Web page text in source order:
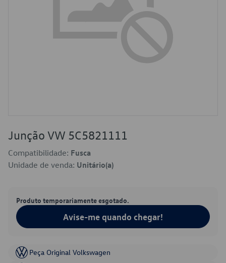
Junção VW 5C5821111
Compatibilidade: Fusca
Unidade de venda: Unitário(a)
Produto temporariamente esgotado.
Avise-me quando chegar!
Peça Original Volkswagen